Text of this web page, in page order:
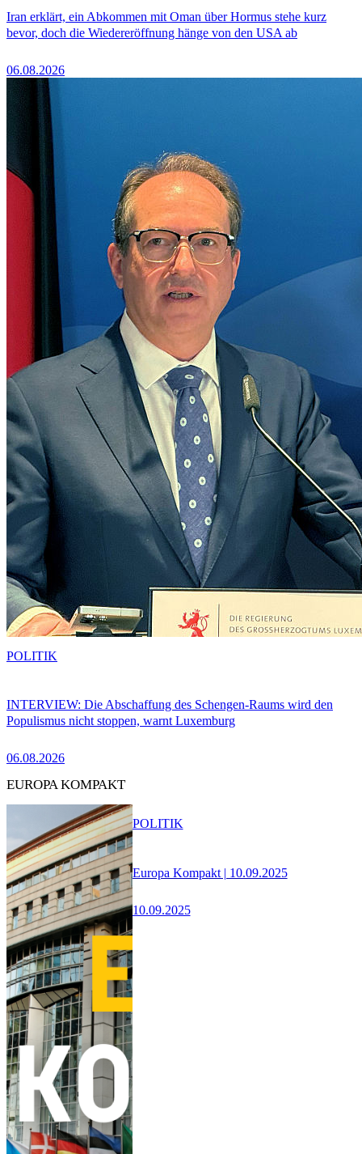
Iran erklärt, ein Abkommen mit Oman über Hormus stehe kurz
bevor, doch die Wiedereröffnung hänge von den USA ab
06.08.2026
INTERVIEW: Die Abschaffung des Schengen-Raums wird den
Populismus nicht stoppen, warnt Luxemburg
06.08.2026
POLITIK
EUROPA KOMPAKT
Europa Kompakt | 10.09.2025
10.09.2025
POLITIK